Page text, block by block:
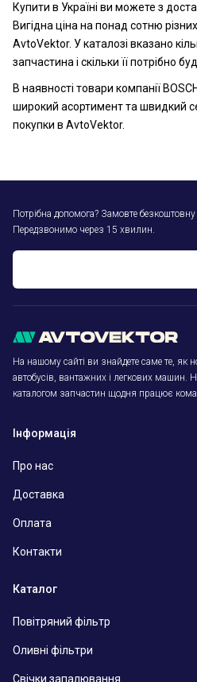
Купити в Україні ви можете з
Вигідна ціна на понад сотню
AvtoVektor. У каталозі вказано
запчастина і скільки її потрібно
В наявності товари компанії
широкий асортимент та швидкий
покупки в AvtoVektor.
Потрібна допомога? Замовте
Передзвонимо через 15 хвилин.
На нашому сайті ви знайдете саме те, як
автобусів, вантажних і легкових машин.
каталогом запчастин щодня працює
Інформація
Про нас
Доставка
Оплата
Контакти
Каталог
Повітряний фільтр
Оливні фільтри
Свічки запалювання